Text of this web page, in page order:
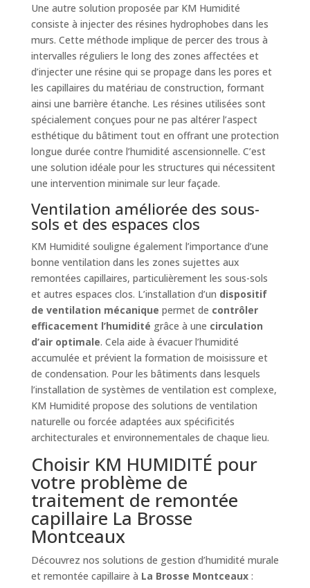
Une autre solution proposée par KM Humidité
consiste à injecter des résines hydrophobes dans les
murs. Cette méthode implique de percer des trous à
intervalles réguliers le long des zones affectées et
d’injecter une résine qui se propage dans les pores et
les capillaires du matériau de construction, formant
ainsi une barrière étanche. Les résines utilisées sont
spécialement conçues pour ne pas altérer l’aspect
esthétique du bâtiment tout en offrant une protection
longue durée contre l’humidité ascensionnelle. C’est
une solution idéale pour les structures qui nécessitent
une intervention minimale sur leur façade.
Ventilation améliorée des sous-
sols et des espaces clos
KM Humidité souligne également l’importance d’une
bonne ventilation dans les zones sujettes aux
remontées capillaires, particulièrement les sous-sols
et autres espaces clos. L’installation d’un dispositif
de ventilation mécanique permet de contrôler
efficacement l’humidité grâce à une circulation
d’air optimale. Cela aide à évacuer l’humidité
accumulée et prévient la formation de moisissure et
de condensation. Pour les bâtiments dans lesquels
l’installation de systèmes de ventilation est complexe,
KM Humidité propose des solutions de ventilation
naturelle ou forcée adaptées aux spécificités
architecturales et environnementales de chaque lieu.
Choisir KM HUMIDITÉ pour
votre problème de
traitement de remontée
capillaire La Brosse
Montceaux
Découvrez nos solutions de gestion d’humidité murale
et remontée capillaire à La Brosse Montceaux: